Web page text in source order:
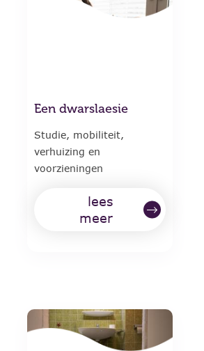
Een dwarslaesie
Studie, mobiliteit,
verhuizing en
voorzieningen
lees
meer